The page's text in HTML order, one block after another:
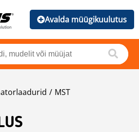
Avalda müügikuulutus
MST